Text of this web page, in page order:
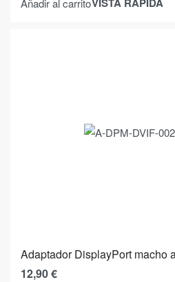
Añadir al carrito
Adaptador DisplayPort macho
12,90€